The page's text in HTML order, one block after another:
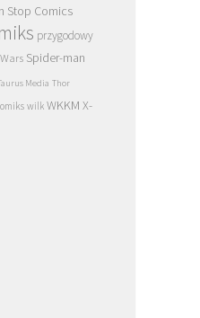
Stop Comics
przygodowy
Spider-man
Media Thor
wilk WKKM X-